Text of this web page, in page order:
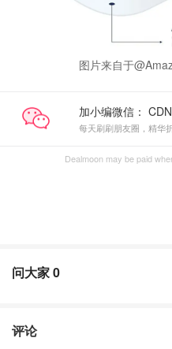
图片来自于
加小编微信：
每天刷刷朋友圈，精华
Dealmoon may be paid
问大家0
评论